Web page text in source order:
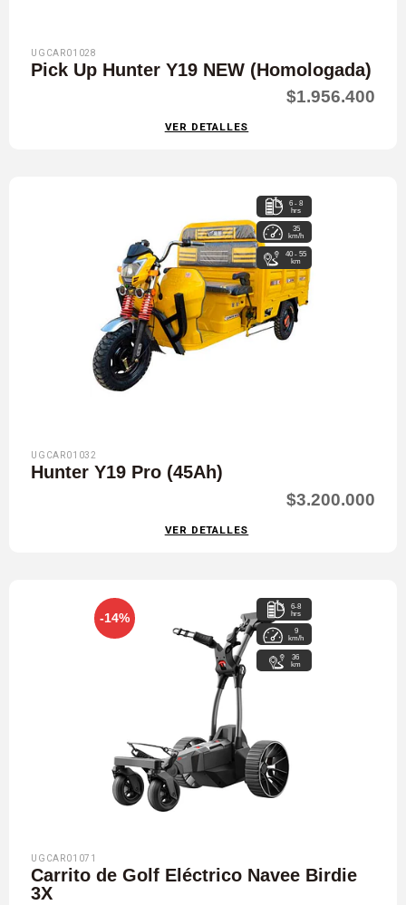
UGCAR01028
Pick Up Hunter Y19 NEW (Homologada)
$1.956.400
VER DETALLES
6 - 8
hrs
35
km/h
40 - 55
km
UGCAR01032
Hunter Y19 Pro (45Ah)
$3.200.000
VER DETALLES
-14%
6-8
hrs
9
km/h
36
km
UGCAR01071
Carrito de Golf Eléctrico Navee Birdie
3X